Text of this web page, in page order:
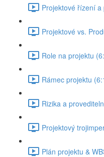
Projektové řízení
Projektové vs.
Role na projektu
Rámec projektu
Rizika a
Projektový
Plán projektu &